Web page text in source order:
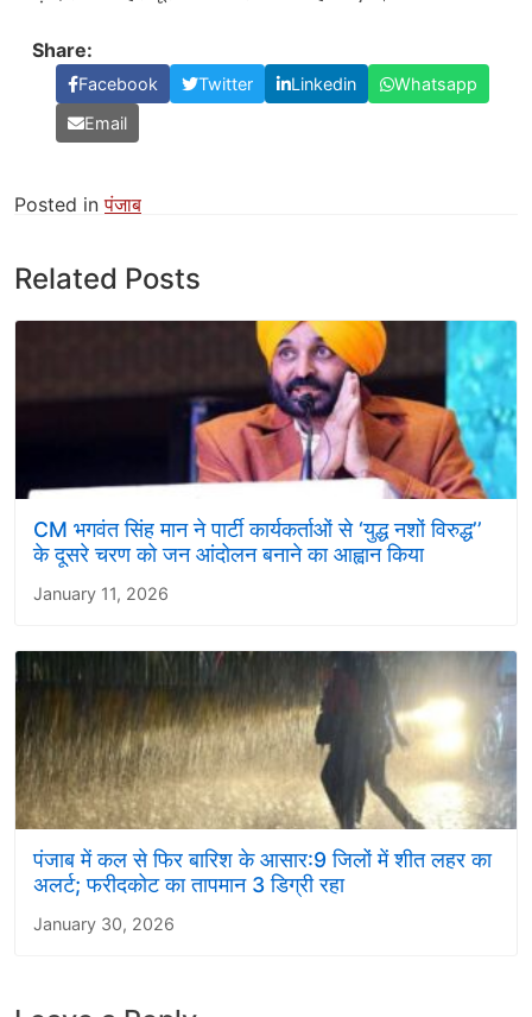
Share:
Facebook Twitter Linkedin
Whatsapp
Email
Posted inपंजाब
Related Posts
CM भगवंत सिंह मान ने पार्टी कार्यकर्ताओं से ‘युद्ध नशों विरुद्ध’’
के दूसरे चरण को जन आंदोलन बनाने का आह्वान किया
January 11, 2026
पंजाब में कल से फिर बारिश के आसार:9 जिलों में शीत लहर का
अलर्ट; फरीदकोट का तापमान 3 डिग्री रहा
January 30, 2026